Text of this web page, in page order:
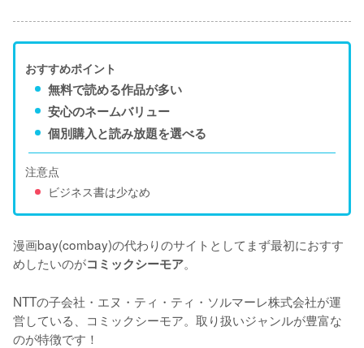
おすすめポイント
無料で読める作品が多い
安心のネームバリュー
個別購入と読み放題を選べる
注意点
ビジネス書は少なめ
漫画bay(combay)の代わりのサイトとしてまず最初におすす
めしたいのがコミックシーモア。
NTTの子会社・エヌ・ティ・ティ・ソルマーレ株式会社が運
営している、コミックシーモア。取り扱いジャンルが豊富な
のが特徴です！